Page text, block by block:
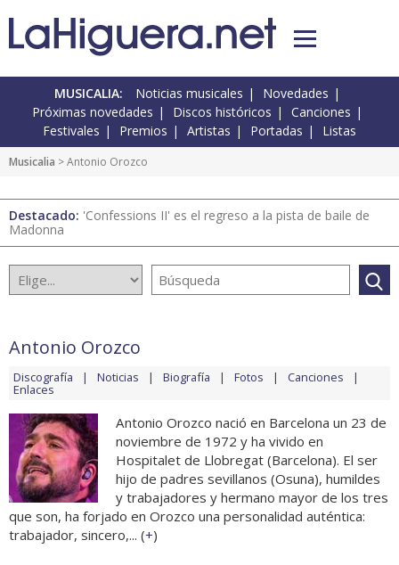
MUSICALIA: Noticias musicales
Novedades
Próximas novedades
Discos históricos
Canciones
Festivales
Premios Artistas Portadas Listas
Musicalia > Antonio Orozco
Destacado: 'Confessions II' es el regreso a la pista de baile de
Madonna
Antonio Orozco
Discografía Noticias Biografía Fotos Canciones
Enlaces
Antonio Orozco nació en Barcelona un 23 de
noviembre de 1972 y ha vivido en
Hospitalet de Llobregat (Barcelona). El ser
hijo de padres sevillanos (Osuna), humildes
y trabajadores y hermano mayor de los tres
que son, ha forjado en Orozco una personalidad auténtica:
trabajador, sincero,... (+)